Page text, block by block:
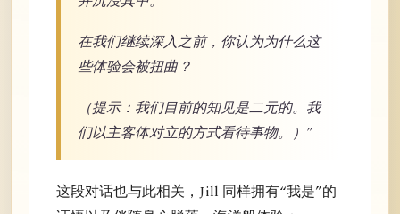
在我们继续深入之前，你认为为什么这
些体验会被扭曲？
（提示：我们目前的知见是二元的。我
们以主客体对立的方式看待事物。）”
这段对话也与此相关，Jill 同样拥有“我是”的